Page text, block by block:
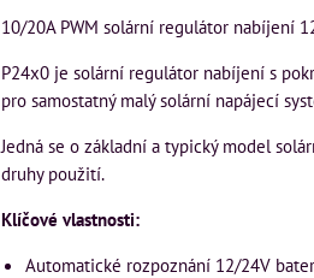
10/20A PWM solární regulátor nabíjení
P24x0 je solární regulátor nabíjení s
pro samostatný malý solární napájecí
Jedná se o základní a typický model
druhy použití.
Klíčové vlastnosti:
Automatické rozpoznání 12/24V